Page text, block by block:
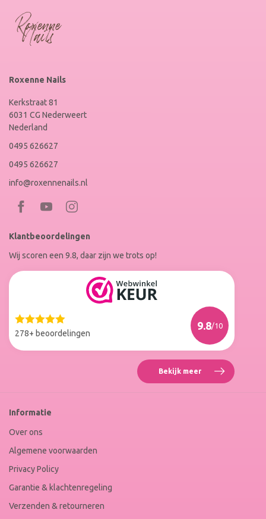
Roxenne Nails
Kerkstraat 81
6031 CG Nederweert
Nederland
0495 626627
0495 626627
info@roxennenails.nl
Bezoek
Facebook
op
Instagram
Klantbeoordelingen
Wij scoren een 9.8, daar zijn we trots op!
278+ beoordelingen
9.8/10
Web
Winkel
Bekijk meer Reviews
Roxenne
Informatie
Over ons
Algemene voorwaarden
Privacy Policy
Garantie & klachtenregeling
Verzenden & retourneren